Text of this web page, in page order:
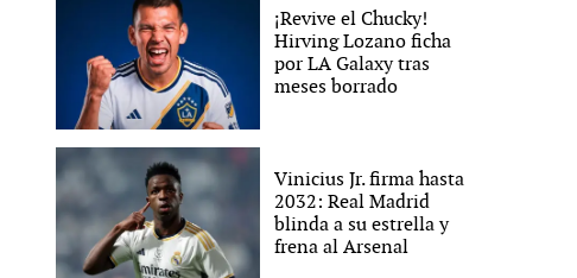
¡Revive el Chucky!
Hirving Lozano ficha
por LA Galaxy tras
meses borrado
Vinicius Jr. firma hasta
2032: Real Madrid
blinda a su estrella y
frena al Arsenal